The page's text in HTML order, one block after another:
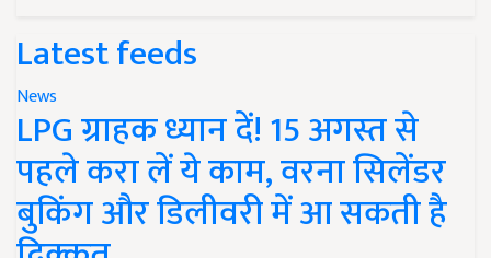
Latest feeds
News
LPG ग्राहक ध्यान दें! 15 अगस्त से
पहले करा लें ये काम, वरना सिलेंडर
बुकिंग और डिलीवरी में आ सकती है